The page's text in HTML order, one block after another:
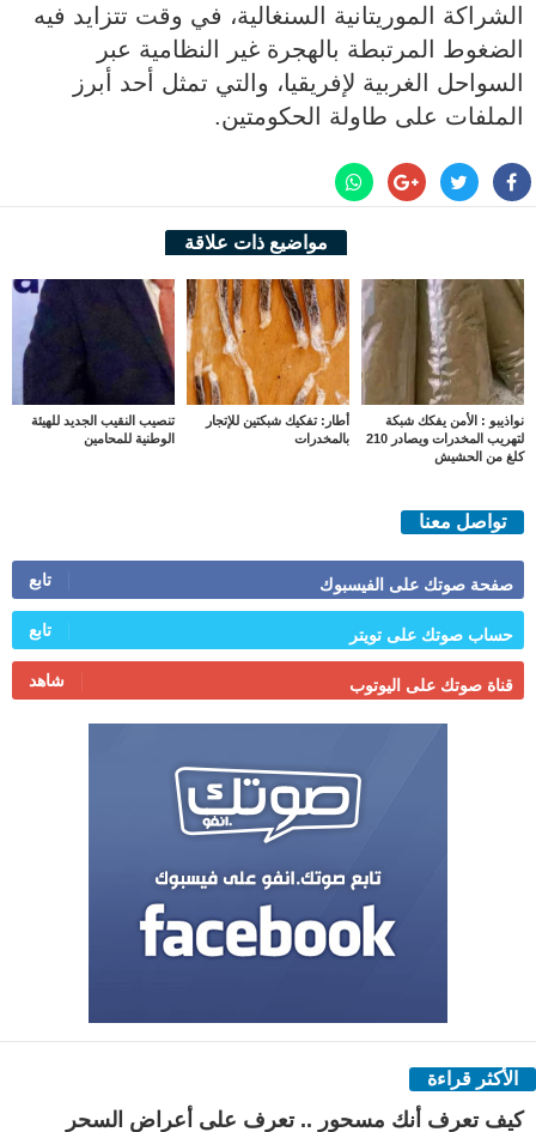
الشراكة الموريتانية السنغالية، في وقت تتزايد فيه
الضغوط المرتبطة بالهجرة غير النظامية عبر
السواحل الغربية لإفريقيا، والتي تمثل أحد أبرز
الملفات على طاولة الحكومتين.
مواضيع ذات علاقة
نواذيبو : الأمن يفكك شبكة
لتهريب المخدرات ويصادر 210
كلغ من الحشيش
أطار: تفكيك شبكتين للإتجار
بالمخدرات
تنصيب النقيب الجديد للهيئة
الوطنية للمحامين
تواصل معنا
صفحة صوتك على الفيسبوك تابع
حساب صوتك على تويتر تابع
قناة صوتك على اليوتوب شاهد
الأكثر قراءة
كيف تعرف أنك مسحور .. تعرف على أعراض السحر